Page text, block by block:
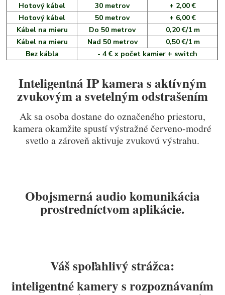
Hotový kábel
30 metrov
+ 2,00 €
Hotový kábel
50 metrov
+ 6,00 €
Kábel na mieru
Do 50 metrov
0,20 €/1 m
Kábel na mieru
Nad 50 metrov
0,50 €/1 m
Bez kábla
- 4 € x počet kamier + switch
Inteligentná IP kamera s aktívným
zvukovým a svetelným odstrašením
Ak sa osoba dostane do označeného priestoru,
kamera okamžite spustí výstražné červeno-modré
svetlo a zároveň aktivuje zvukovú výstrahu.
Obojsmerná audio komunikácia
prostredníctvom aplikácie.
Váš spoľahlivý strážca:
inteligentné kamery s rozpoznávaním